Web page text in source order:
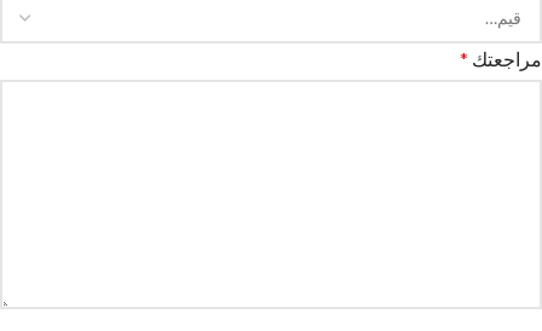
مراجعتك *